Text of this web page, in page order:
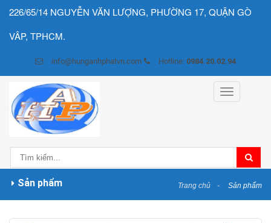
226/65/14 NGUYỄN VĂN LƯỢNG, PHƯỜNG 17, QUẬN GÒ
VÂP, TPHCM.
info@hunganhphatvn.com Hotline: 0984.20.02.94
Toggle
navigation
Sản phẩm Trang chủ Sản phẩm